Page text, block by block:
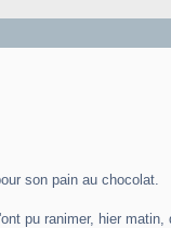
son pain au chocolat.
pu ranimer, hier